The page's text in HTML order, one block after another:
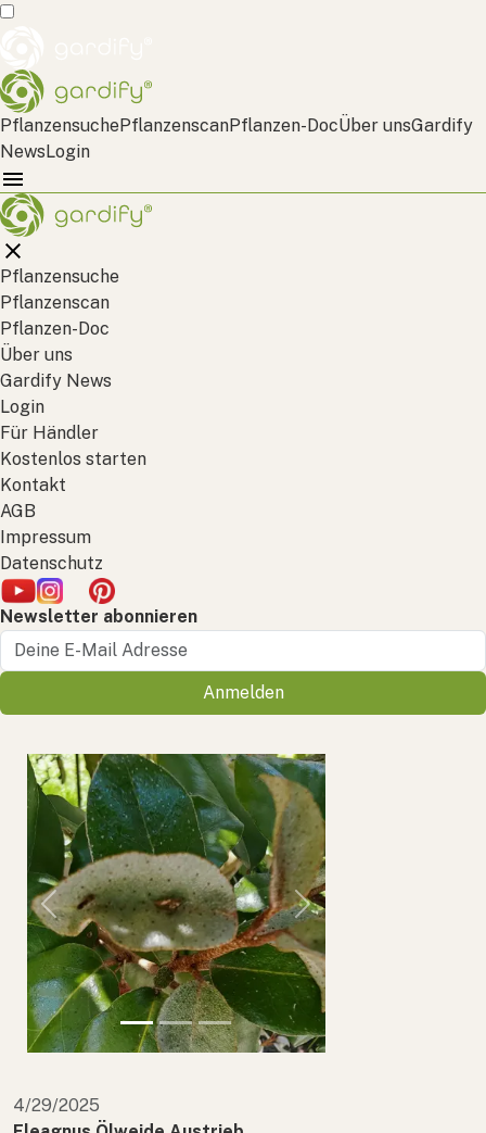
PflanzensuchePflanzenscanPflanzen-DocÜber unsGardify
NewsLogin
Pflanzensuche
Pflanzenscan
Pflanzen-Doc
Über uns
Gardify News
Login
Für Händler
Kostenlos starten
Kontakt
AGB
Impressum
Datenschutz
Newsletter abonnieren
Anmelden
Previous Next
4/29/2025